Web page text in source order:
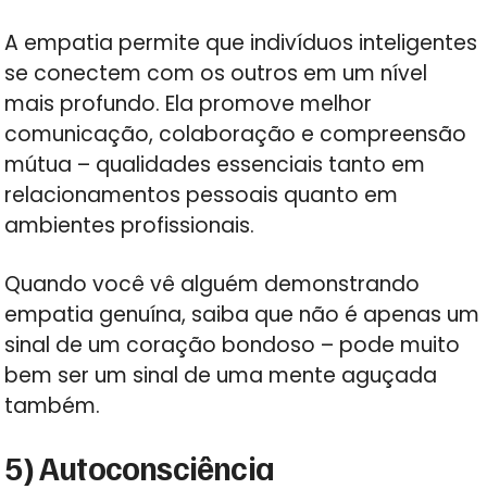
A empatia permite que indivíduos inteligentes
se conectem com os outros em um nível
mais profundo. Ela promove melhor
comunicação, colaboração e compreensão
mútua – qualidades essenciais tanto em
relacionamentos pessoais quanto em
ambientes profissionais.
Quando você vê alguém demonstrando
empatia genuína, saiba que não é apenas um
sinal de um coração bondoso – pode muito
bem ser um sinal de uma mente aguçada
também.
5) Autoconsciência